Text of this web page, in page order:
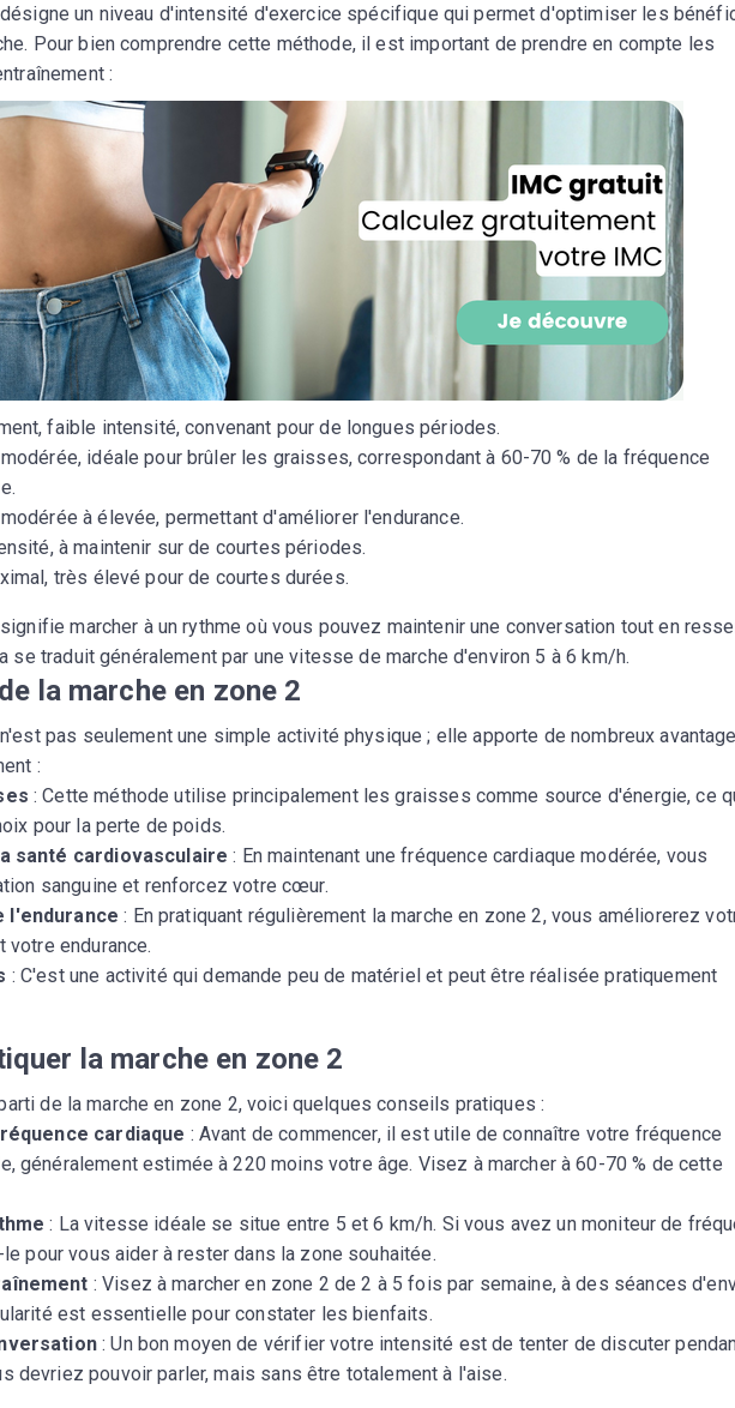
un niveau d'intensité d'exercice spécifique qui permet d'optimiser les
Pour bien comprendre cette méthode, il est important de prendre en compte les
:
faible intensité, convenant pour de longues périodes.
idéale pour brûler les graisses, correspondant à 60-70 % de la fréquence
à élevée, permettant d'améliorer l'endurance.
à maintenir sur de courtes périodes.
très élevé pour de courtes durées.
marcher à un rythme où vous pouvez maintenir une conversation tout en
se traduit généralement par une vitesse de marche d'environ 5 à 6 km/h.
la marche en zone 2
pas seulement une simple activité physique ; elle apporte de nombreux
:
: Cette méthode utilise principalement les graisses comme source d'énergie, ce
pour la perte de poids.
santé cardiovasculaire : En maintenant une fréquence cardiaque modérée, vous
sanguine et renforcez votre cœur.
l'endurance : En pratiquant régulièrement la marche en zone 2, vous améliorerez
votre endurance.
: C'est une activité qui demande peu de matériel et peut être réalisée pratiquement
la marche en zone 2
de la marche en zone 2, voici quelques conseils pratiques :
cardiaque : Avant de commencer, il est utile de connaître votre fréquence
généralement estimée à 220 moins votre âge. Visez à marcher à 60-70 % de cette
: La vitesse idéale se situe entre 5 et 6 km/h. Si vous avez un moniteur de
pour vous aider à rester dans la zone souhaitée.
: Visez à marcher en zone 2 de 2 à 5 fois par semaine, à des séances
est essentielle pour constater les bienfaits.
: Un bon moyen de vérifier votre intensité est de tenter de discuter
devriez pouvoir parler, mais sans être totalement à l'aise.
Recevez
recettes inédites de
!
CROQ.
Je consens à ce que la société
Prisma Players analyse le taux
pourrons savoir si vous ouvrez les
l'heure à laquelle vous le faites ainsi
utilisez. Pour en savoir plus sur ces
voir notrepolitique de
Je reçois mon cadeau !
Votre adresse email sera utilisée par Digital Prisma
exercer vos droits, prenez connaissance de notreCharte
Confidentialité